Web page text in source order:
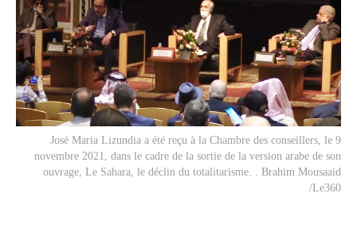
José Maria Lizundia a été reçu à la Chambre des conseillers, le 9
novembre 2021, dans le cadre de la sortie de la version arabe de son
ouvrage, Le Sahara, le déclin du totalitarisme . . Brahim Mousaaid
/Le360